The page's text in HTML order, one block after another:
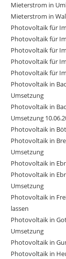
Mieterstrom in
Mieterstrom in
Photovoltaik für
Photovoltaik für
Photovoltaik für
Photovoltaik für
Photovoltaik für
Photovoltaik in
Umsetzung
Photovoltaik in
Umsetzung
Photovoltaik in
Photovoltaik in
Umsetzung
Photovoltaik in
Photovoltaik in
Umsetzung
Photovoltaik in
lassen
Photovoltaik in
Umsetzung
Photovoltaik in
Photovoltaik in